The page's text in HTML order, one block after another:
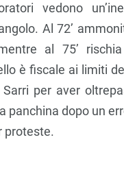
vedono
Al 72’
al 75’
è fiscale ai limiti
per aver
panchina dopo un
proteste.